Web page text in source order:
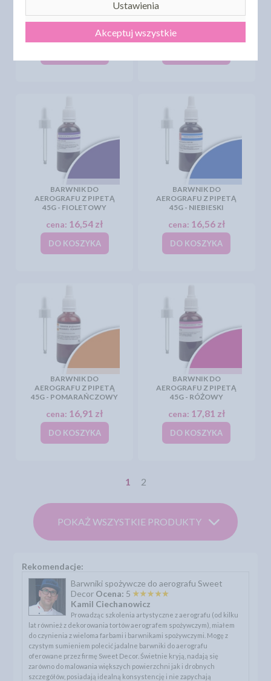
45G - BIAŁY (ZAWIERA
E171)
16,78 zł
AEROGRAFU Z PIPETĄ
45G - CZERWONY
cena:
BARWNIK DO
AEROGRAFU Z PIPETĄ
45G - FIOLETOWY
cena: 16,54 zł
DO KOSZYKA
BARWNIK DO
AEROGRAFU Z PIPETĄ
45G - NIEBIESKI
cena: 16,56 zł
DO KOSZYKA
BARWNIK DO
AEROGRAFU Z PIPETĄ
45G - POMARAŃCZOWY
cena: 16,91 zł
DO KOSZYKA
BARWNIK DO
AEROGRAFU Z PIPETĄ
45G - RÓŻOWY
cena: 17,81 zł
DO KOSZYKA
1 2
POKAŻ WSZYSTKIE PRODUKTY
Rekomendacje:
Barwniki spożywcze do aerografu Sweet
Decor Ocena: 5
Kamil Ciechanowicz
Prowadząc szkolenia artystyczne z aerografu (od kilku
lat również z dekorowania tortów aerografem spożywczym), miałem
do czynienia z wieloma farbami i barwnikami spożywczymi. Mogę z
czystym sumieniem polecić jadalne barwniki do aerografu
oferowane przez firmę Sweet Decor. Świetnie kryją, nadają się
zarówno do malowania większych powierzchni jak i drobnych
szczegółów, posiadają idealną konsystencję i nie zapychają
Ustawienia
Akceptuj wszystkie